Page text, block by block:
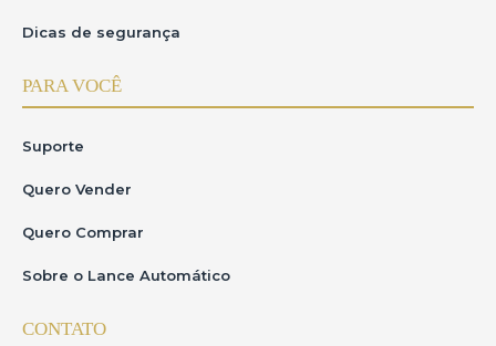
Dicas de segurança
PARA VOCÊ
Suporte
Quero Vender
Quero Comprar
Sobre o Lance Automático
CONTATO